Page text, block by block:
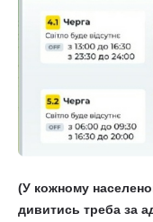
(У кожному
дивитись треба за